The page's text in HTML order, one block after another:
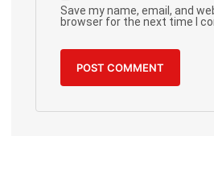
Save my name, email, and
browser for the next time I